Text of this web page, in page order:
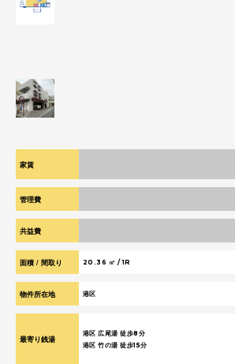
家賃
管理費
共益費
面積 / 間取り 20.36 ㎡ / 1R
物件所在地 港区
最寄り銭湯
港区 広尾湯 徒歩8分
港区 竹の湯 徒歩15分